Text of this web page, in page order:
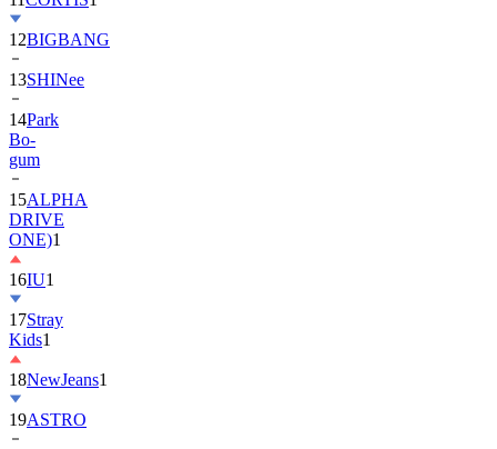
12BIGBANG
13SHINee
14Park
Bo-
gum
15ALPHA
DRIVE
ONE)1
16IU1
17Stray
Kids1
18NewJeans1
19ASTRO